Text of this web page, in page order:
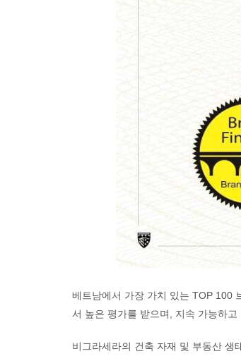
베트남에서 가장 가치 있는 TOP 100
서 높은 평가를 받으며, 지속 가능하
비그라세라의 건축 자재 및 부동산 생